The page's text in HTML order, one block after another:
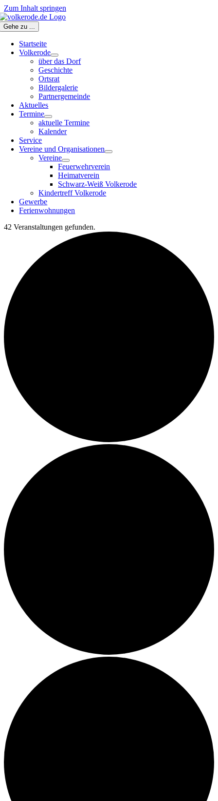
Zum Inhalt springen
Gehe zu ...
Startseite
Volkerode
über das Dorf
Geschichte
Ortsrat
Bildergalerie
Partnergemeinde
Aktuelles
Termine
aktuelle Termine
Kalender
Service
Vereine und Organisationen
Vereine
Feuerwehrverein
Heimatverein
Schwarz-Weiß Volkerode
Kindertreff Volkerode
Gewerbe
Ferienwohnungen
42 Veranstaltungen gefunden.